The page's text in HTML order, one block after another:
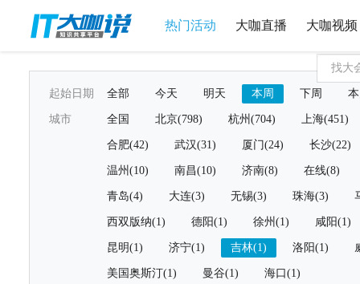
热门活动 大咖直播 大咖视频
起始日期 全部 今天 明天 本周 下周
城市 全国 北京(798) 杭州(704) 上海(451)
合肥(42) 武汉(31) 厦门(24) 长沙(22)
温州(10) 南昌(10) 济南(8) 在线(8)
青岛(4) 大连(3) 无锡(3) 珠海(3)
西双版纳(1) 德阳(1) 徐州(1) 咸阳(1)
昆明(1) 济宁(1) 吉林(1) 洛阳(1)
美国奥斯汀(1) 曼谷(1) 海口(1)